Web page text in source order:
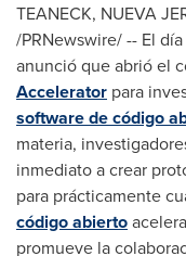
TEANECK, NUEVA
/PRNewswire/ -- El
anunció que abrió el
Accelerator para
software de código
materia,
inmediato a crear
para prácticamente
código abierto
promueve la